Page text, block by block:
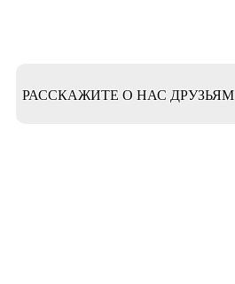
РАССКАЖИТЕ О НАС ДРУЗЬЯМ